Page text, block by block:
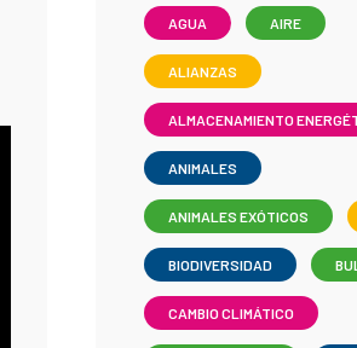
AGUA AIRE
ALIANZAS
ALMACENAMIENTO
ANIMALES
ANIMALES EXÓTICOS
BIODIVERSIDAD
CAMBIO CLIMÁTICO